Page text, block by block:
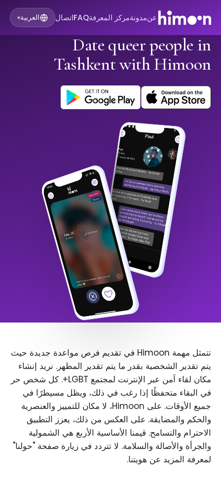
عنمدونةمركز المعرفةFAQاتصال العربية▾
Date queer people in
Tashkent with Himoon
تتمثل مهمة Himoon في تقديم فرص مواعدة جديدة حيث
يتم تقدير الشخصية بقدر ما يتم تقدير المظهر. نريد إنشاء
مكان لقاء آمن عبر الإنترنت لمجتمع LGBT+. كل شخص حر
في البقاء متحفظًا إذا رغب في ذلك، ويظل مسيطرًا في
جميع الأوقات. على Himoon، لا مكان للتمييز والعنصرية
والحكم والمضايقة. على العكس من ذلك، يعزز التطبيق
الاحترام والتسامح. قيمنا الأساسية الأربع هي الشمولية
والجرأة والأصالة والسلامة. لا تتردد في زيارة صفحة "حولنا"
لمعرفة المزيد عن هويتنا.